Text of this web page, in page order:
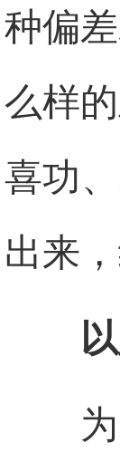
种偏
么样
喜功
出来